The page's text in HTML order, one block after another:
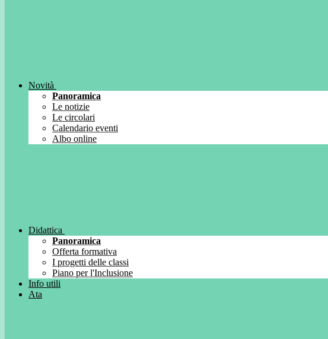
Novità
Panoramica
Le notizie
Le circolari
Calendario eventi
Albo online
Didattica
Panoramica
Offerta formativa
I progetti delle classi
Piano per l'Inclusione
Info utili
Ata